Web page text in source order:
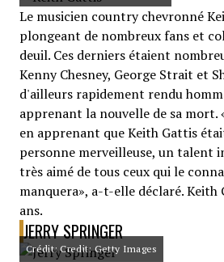
Le musicien country chevronné
plongeant de nombreux fans et
deuil. Ces derniers étaient
Kenny Chesney, George Strait et
d'ailleurs rapidement rendu
apprenant la nouvelle de sa mort.
en apprenant que Keith Gattis
personne merveilleuse, un talent
très aimé de tous ceux qui le
manquera», a-t-elle déclaré. Keith
ans.
JERRY SPRINGER
Crédit: Credit: Getty Images